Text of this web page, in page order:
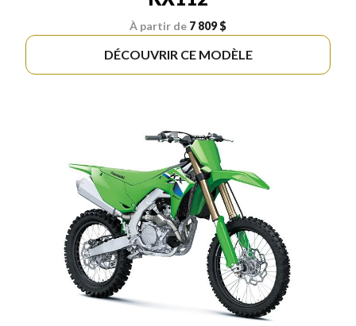
À partir de 7 809 $
DÉCOUVRIR CE MODÈLE